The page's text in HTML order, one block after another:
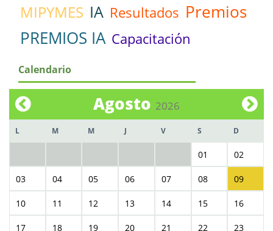
MIPYMES IA Resultados Premios
PREMIOS IA Capacitación
Calendario
Agosto 2026
L M M J V S D
01 02
03 04 05 06 07 08 09
10 11 12 13 14 15 16
17 18 19 20 21 22 23